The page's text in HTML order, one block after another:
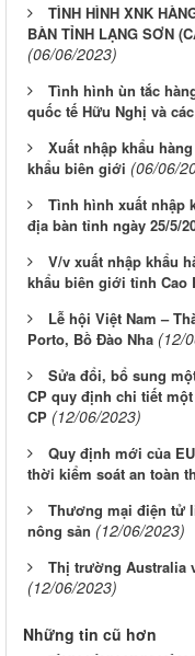
TÌNH HÌNH XNK
BÀN TỈNH LẠNG SƠN
(06/06/2023)
Tình hình ùn tắc
quốc tế Hữu Nghị và
Xuất nhập khẩu
khẩu biên giới (06/06/
Tình hình xuất nhập
địa bàn tỉnh ngày 25/5/
V/v xuất nhập khẩu
khẩu biên giới tỉnh Cao
Lễ hội Việt Nam –
Porto, Bồ Đào Nha (12/
Sửa đổi, bổ sung
CP quy định chi tiết
CP (12/06/2023)
Quy định mới của
thời kiểm soát an toàn
Thương mại điện tử
nông sản (12/06/2023)
Thị trường Australia
(12/06/2023)
Những tin cũ hơn